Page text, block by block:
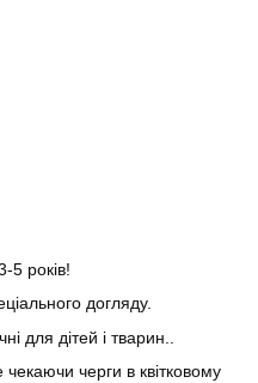
5 років!
догляду.
для дітей і тварин..
черги в квітковому